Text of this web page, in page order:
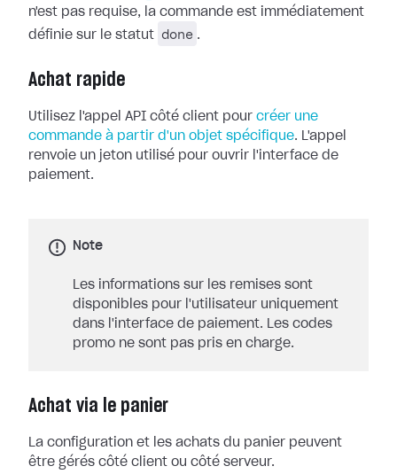
n'est pas requise, la commande est immédiatement
définie sur le statut
done .
Achat rapide
Utilisez l'appel API côté client pour créer une
commande à partir d'un objet spécifique. L'appel
renvoie un jeton utilisé pour ouvrir l'interface de
paiement.
Note
Les informations sur les remises sont
disponibles pour l'utilisateur uniquement
dans l'interface de paiement. Les codes
promo ne sont pas pris en charge.
Achat via le panier
La configuration et les achats du panier peuvent
être gérés côté client ou côté serveur.